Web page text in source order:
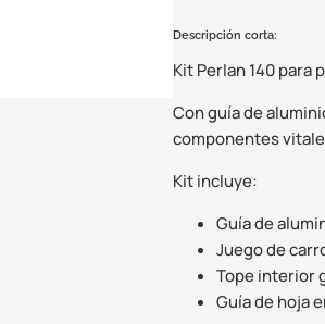
Descripción corta:
Kit Perlan 140 para
Con guía de
componentes
Kit incluye:
Guía de
Juego de
Tope interior
Guía de hoja